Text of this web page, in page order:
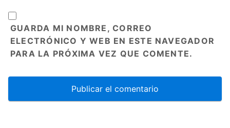
GUARDA MI NOMBRE, CORREO
ELECTRÓNICO Y WEB EN ESTE NAVEGADOR
PARA LA PRÓXIMA VEZ QUE COMENTE.